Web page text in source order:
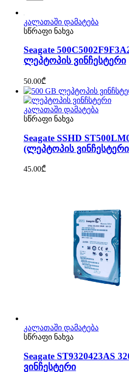
კალათაში დამატება
სწრაფი ნახვა
Seagate
ლეპტოპის ვინჩესტერი
50.00₾
კალათაში დამატება
სწრაფი ნახვა
Seagate SSHD
(ლეპტოპის
45.00₾
კალათაში დამატება
სწრაფი ნახვა
Seagate ST9320423AS
ვინჩესტერი